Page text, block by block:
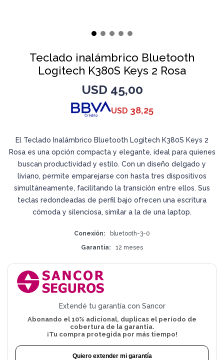
Teclado inalámbrico Bluetooth
Logitech K380S Keys 2 Rosa
USD 45,00
USD 38,25
El Teclado Inalámbrico Bluetooth Logitech K380S Keys 2
Rosa es una opción compacta y elegante, ideal para quienes
buscan productividad y estilo. Con un diseño delgado y
liviano, permite emparejarse con hasta tres dispositivos
simultáneamente, facilitando la transición entre ellos. Sus
teclas redondeadas de perfil bajo ofrecen una escritura
cómoda y silenciosa, similar a la de una laptop.
Conexión
bluetooth-3-0
Garantía
12 meses
Extendé tu garantía con Sancor
Abonando el 10% adicional, duplicas el período de
cobertura de la garantía.
¡Tu compra protegida por más tiempo!
Quiero extender mi garantía